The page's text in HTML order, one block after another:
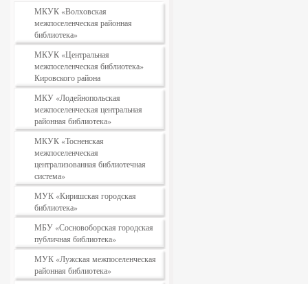
МКУК «Волховская
межпоселенческая районная
библиотека»
МКУК «Центральная
межпоселенческая библиотека»
Кировского района
МКУ «Лодейнопольская
межпоселенческая центральная
районная библиотека»
МКУК «Тосненская
межпоселенческая
централизованная библиотечная
система»
МУК «Киришская городская
библиотека»
МБУ «Сосновоборская городская
публичная библиотека»
МУК «Лужская межпоселенческая
районная библиотека»